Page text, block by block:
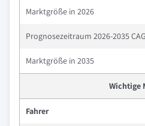
Marktgröße in 2026
Prognosezeitraum 2026-2035
Marktgröße in 2035
Wichtige
Fahrer